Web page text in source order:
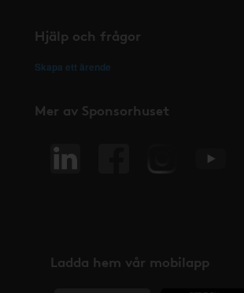
Hjälp och frågor
Skapa ett ärende
Mer av Sponsorhuset
Ladda hem vår mobilapp